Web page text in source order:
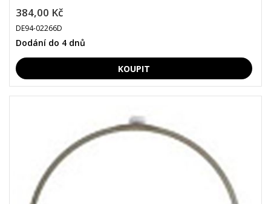
384,00 Kč
DE94-02266D
Dodání do 4 dnů